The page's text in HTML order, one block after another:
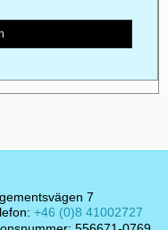
7
: +46 (0)8 41002727